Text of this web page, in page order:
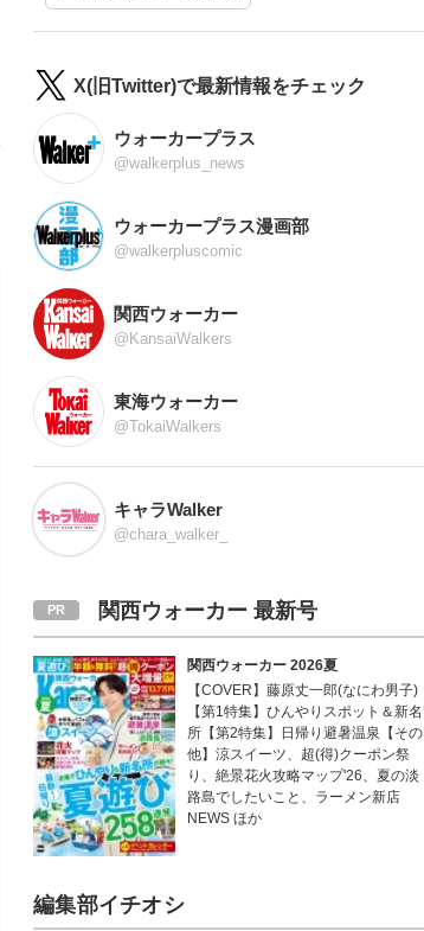
X(旧Twitter)で最新情報をチェック
ウォーカープラス
@walkerplus_news
ウォーカープラス漫画部
@walkerpluscomic
関西ウォーカー
@KansaiWalkers
東海ウォーカー
@TokaiWalkers
キャラWalker
@chara_walker_
関西ウォーカー 最新号
関西ウォーカー 2026夏
【COVER】藤原丈一郎(なにわ男子)
【第1特集】ひんやりスポット＆新名
所【第2特集】日帰り避暑温泉【その
他】涼スイーツ、超(得)クーポン祭
り、絶景花火攻略マップ'26、夏の淡
路島でしたいこと、ラーメン新店
NEWS ほか
編集部イチオシ